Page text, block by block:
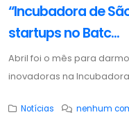
“Incubadora de
startups no Batc...
Abril foi o mês para
inovadoras na
Notícias nenhum